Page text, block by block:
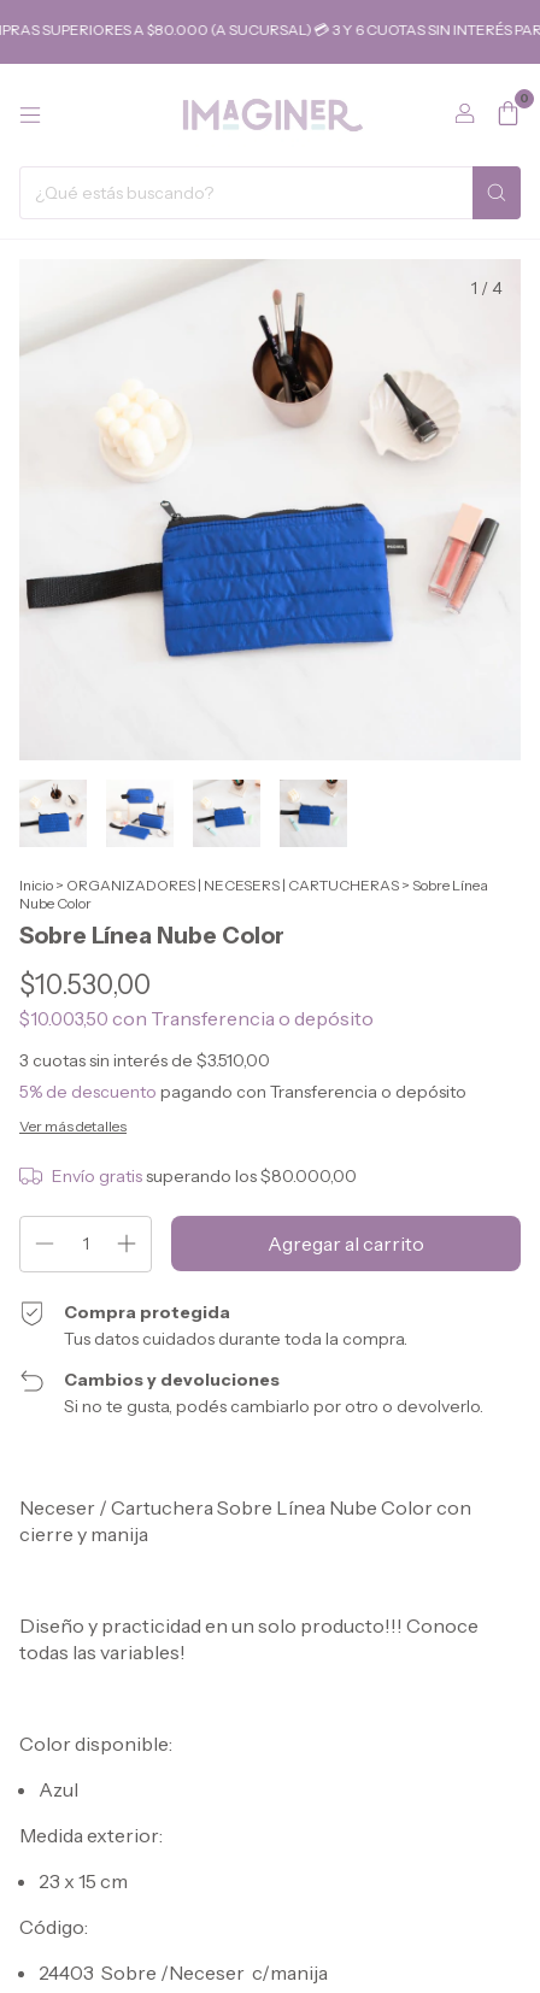
SUPERIORES A $80.000 (A SUCURSAL) 💳 3 Y 6 CUOTAS SIN INTERÉS
0
1 / 4
Inicio > ORGANIZADORES | NECESERS | CARTUCHERAS > Sobre Línea
Nube Color
Sobre Línea Nube Color
$10.530,00
$10.003,50 con Transferencia o depósito
3 cuotas sin interés de $3.510,00
5% de descuento pagando con Transferencia o depósito
Ver más detalles
Envío gratissuperando los$80.000,00
Compra protegida
Tus datos cuidados durante toda la compra.
Cambios y devoluciones
Si no te gusta, podés cambiarlo por otro o devolverlo.
Neceser / Cartuchera Sobre Línea Nube Color con
cierre y manija
Diseño y practicidad en un solo producto!!! Conoce
todas las variables!
Color disponible:
Azul
Medida exterior:
23 x 15 cm
Código:
24403 Sobre /Neceser c/manija